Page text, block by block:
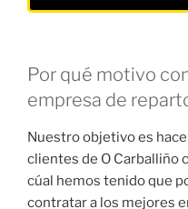
Por qué motivo
empresa de
Nuestro objetivo es
clientes de O Carballiño
cúal hemos tenido que
contratar a los mejores